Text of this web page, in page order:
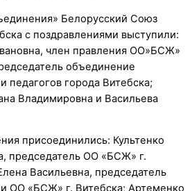
Белорусский Союз
с поздравлениями выступили:
член правления ОО»БСЖ»
объединение
педагогов города Витебска;
Владимировна и Васильева
присоединились: Культенко
председатель ОО «БСЖ» г.
Васильевна, председатель